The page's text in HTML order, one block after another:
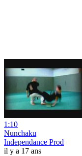
1:10
Nunchaku
Independance Prod
il y a 17 ans